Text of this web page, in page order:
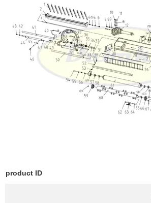
product ID